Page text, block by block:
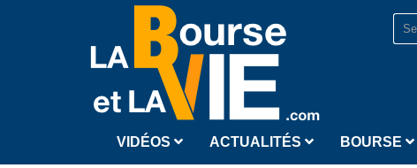
VIDÉOS ACTUALITÉS BOURSE